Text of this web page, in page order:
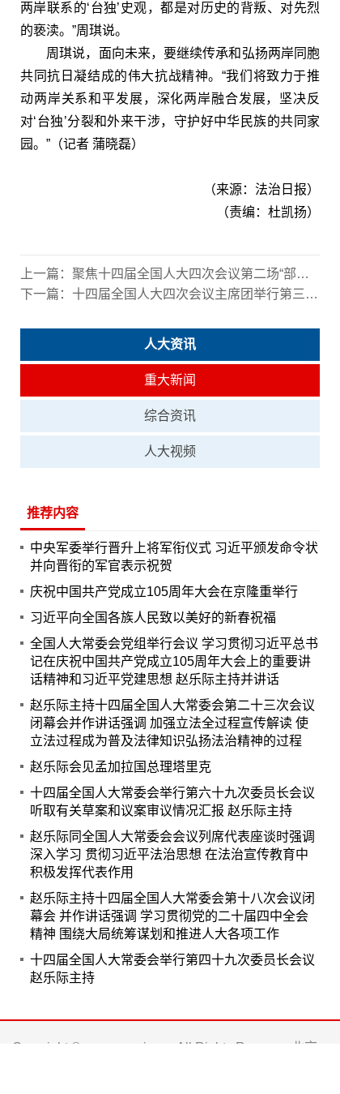
两岸联系的‘台独’史观，都是对历史的背叛、对先烈
的亵渎。”周琪说。
周琪说，面向未来，要继续传承和弘扬两岸同胞
共同抗日凝结成的伟大抗战精神。“我们将致力于推
动两岸关系和平发展，深化两岸融合发展，坚决反
对‘台独’分裂和外来干涉，守护好中华民族的共同家
园。”（记者 蒲晓磊）
（来源：法治日报）
（责编：杜凯扬）
上一篇： 聚焦十四届全国人大四次会议第二场“部长通道”
下一篇： 十四届全国人大四次会议主席团举行第三次会议
人大资讯
重大新闻
综合资讯
人大视频
推荐内容
中央军委举行晋升上将军衔仪式 习近平颁发命令状
并向晋衔的军官表示祝贺
庆祝中国共产党成立105周年大会在京隆重举行
习近平向全国各族人民致以美好的新春祝福
全国人大常委会党组举行会议 学习贯彻习近平总书
记在庆祝中国共产党成立105周年大会上的重要讲
话精神和习近平党建思想 赵乐际主持并讲话
赵乐际主持十四届全国人大常委会第二十三次会议
闭幕会并作讲话强调 加强立法全过程宣传解读 使
立法过程成为普及法律知识弘扬法治精神的过程
赵乐际会见孟加拉国总理塔里克
十四届全国人大常委会举行第六十九次委员长会议
听取有关草案和议案审议情况汇报 赵乐际主持
赵乐际同全国人大常委会会议列席代表座谈时强调
深入学习 贯彻习近平法治思想 在法治宣传教育中
积极发挥代表作用
赵乐际主持十四届全国人大常委会第十八次会议闭
幕会 并作讲话强调 学习贯彻党的二十届四中全会
精神 围绕大局统筹谋划和推进人大各项工作
十四届全国人大常委会举行第四十九次委员长会议
赵乐际主持
Copyright © www.npcxj.com All Rights Reserver 北京